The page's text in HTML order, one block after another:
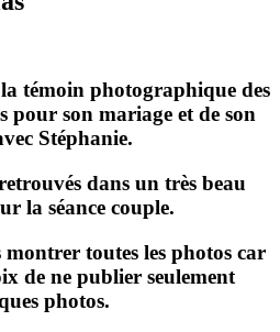
témoin photographique des
pour son mariage et de son
Stéphanie.
dans un très beau
la séance couple.
toutes les photos car
de ne publier seulement
photos.